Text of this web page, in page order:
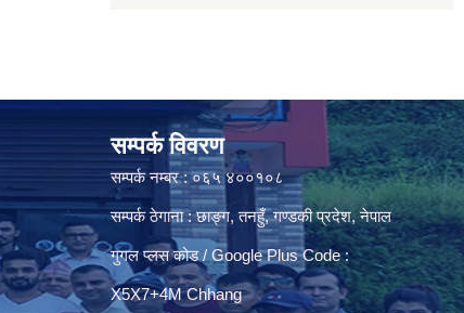
सम्पर्क विवरण
सम्पर्क नम्बर : ०६५ ४००१०८
सम्पर्क ठेगाना : छाङ्ग, तनहुँ, गण्डकी प्रदेश, नेपाल
गुगल प्लस कोड / Google Plus Code :
X5X7+4M Chhang